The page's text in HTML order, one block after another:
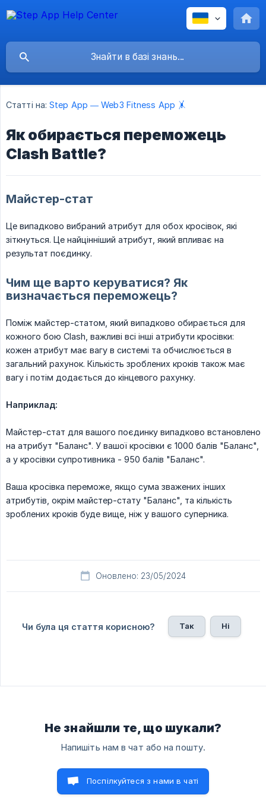
Статті на: Step App — Web3 Fitness App 🤸
Як обирається переможець
Clash Battle?
Майстер-стат
Це випадково вибраний атрибут для обох кросівок, які
зіткнуться. Це найцінніший атрибут, який впливає на
результат поєдинку.
Чим ще варто керуватися? Як
визначається переможець?
Поміж майстер-статом, який випадково обирається для
кожного бою Clash, важливі всі інші атрибути кросівки:
кожен атрибут має вагу в системі та обчислюється в
загальний рахунок. Кількість зроблених кроків також має
вагу і потім додається до кінцевого рахунку.
Наприклад:
Майстер-стат для вашого поєдинку випадково встановлено
на атрибут "Баланс". У вашої кросівки є 1000 балів "Баланс",
а у кросівки супротивника - 950 балів "Баланс".
Ваша кросівка переможе, якщо сума зважених інших
атрибутів, окрім майстер-стату "Баланс", та кількість
зроблених кроків буде вище, ніж у вашого суперника.
Оновлено: 23/05/2024
Чи була ця стаття корисною? Так Ні
Не знайшли те, що шукали?
Напишіть нам в чат або на пошту.
Поспілкуйтеся з нами в чаті